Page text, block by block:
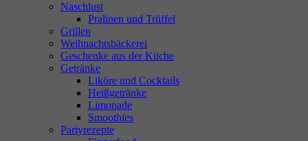
Naschlust
Pralinen und Trüffel
Grillen
Weihnachtsbäckerei
Geschenke aus der Küche
Getränke
Liköre und Cocktails
Heißgetränke
Limonade
Smoothies
Partyrezepte